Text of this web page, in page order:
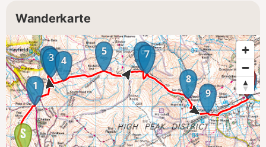
Wanderkarte
1
23 4
5 67
8
9
10